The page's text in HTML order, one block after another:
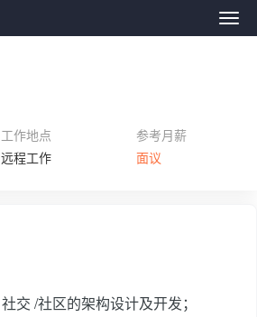
远
工作地点
远程工作
参考月薪
面议
社交 /社区的架构设计及开发；